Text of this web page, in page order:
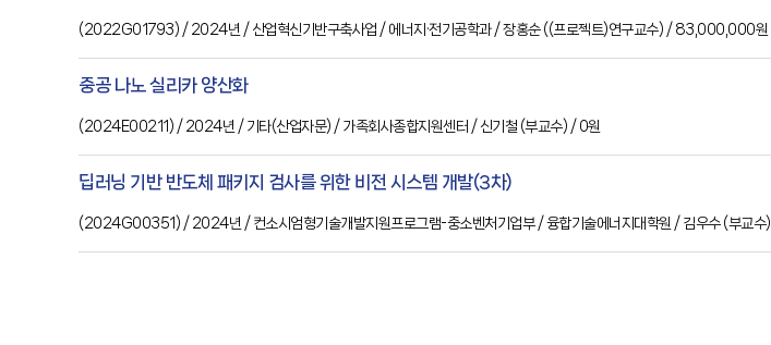
( 2022G01793 ) / 2024년 / 산업혁신기반구축사업 / 에너지·전기공학과 / 장홍순 ((프로젝트)연구교수) / 83,000,000원
중공 나노 실리카 양산화
( 2024E00211 ) / 2024년 / 기타(산업자문) / 가족회사종합지원센터 / 신기철 (부교수) / 0원
딥러닝 기반 반도체 패키지 검사를 위한 비전 시스템 개발(3차)
( 2024G00351 ) / 2024년 / 컨소시엄형기술개발지원프로그램-중소벤처기업부 / 융합기술에너지대학원 / 김우수 (부교수)